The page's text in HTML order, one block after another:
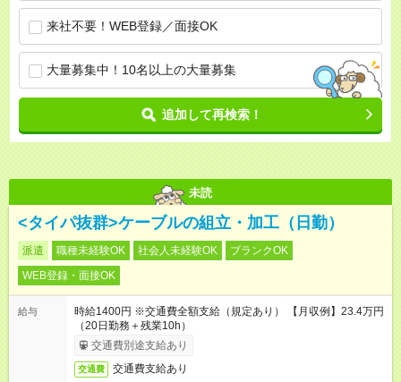
来社不要！WEB登録／面接OK
大量募集中！10名以上の大量募集
追加して再検索！
未読
<タイパ抜群>ケーブルの組立・加工（日勤）
派遣 職種未経験OK 社会人未経験OK
ブランクOK
WEB登録・面接OK
給与
時給1400円 ※交通費全額支給（規定あり） 【月収例】23.4万円
（20日勤務＋残業10h）
交通費別途支給あり
交通費 交通費支給あり